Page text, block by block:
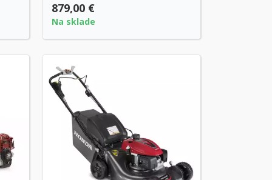
879,00 €
Na sklade